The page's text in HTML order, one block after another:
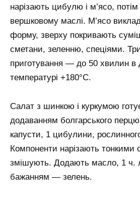
нарізають цибулю і м’ясо,
вершковому маслі. М’ясо
форму, зверху покривають
сметани, зеленню, спеціями.
приготування — до 50 хвилин в
температурі +180°С.
Салат з шинкою і куркумою
додаванням болгарського перцю
капусти, 1 цибулини,
Компоненти нарізають тонкими
змішують. Додають масло, 1 ч.
бажанням — зелень.